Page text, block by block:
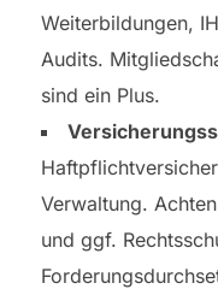
Weiterbildungen,
Audits.
sind ein Plus.
Verwaltung.
und ggf.